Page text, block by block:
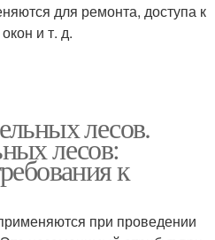
для ремонта, доступа к
и т. д.
лесов.
лесов:
к
при проведении